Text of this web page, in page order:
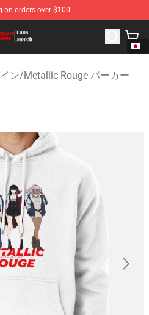
on orders over $100
Official Metallic Rouge
ン/Metallic Rouge パーカー